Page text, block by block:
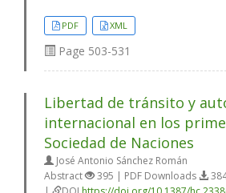
PDF XML
Page 503-531
Libertad de tránsito y
internacional en los
Sociedad de Naciones
José Antonio Sánchez Román
Abstract
395 | PDF Downloads